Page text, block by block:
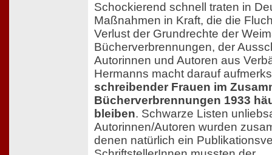
Schockierend schnell traten in
Maßnahmen in Kraft, die die
Verlust der Grundrechte der
Bücherverbrennungen, der
Autorinnen und Autoren aus
Hermanns macht darauf
schreibender Frauen im
Bücherverbrennungen 1933
bleiben. Schwarze Listen
Autorinnen/Autoren wurden
denen natürlich ein